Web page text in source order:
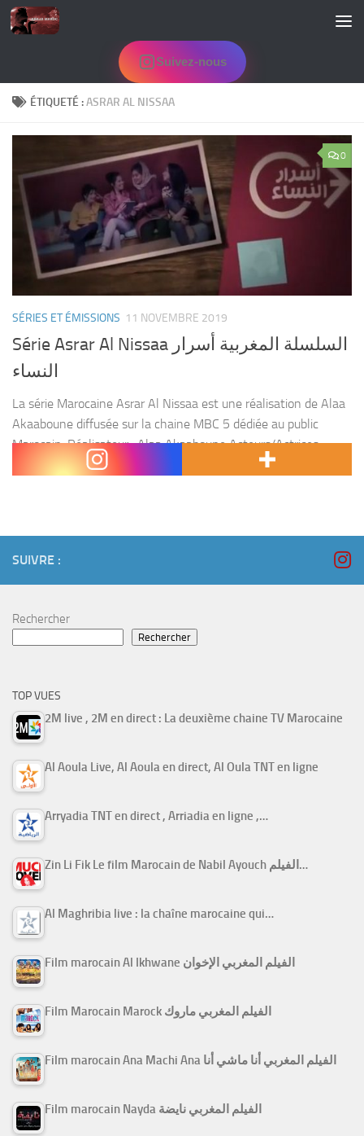
Skip to content
Suivez-nous
ÉTIQUETÉ :ASRAR AL NISSAA
0
SÉRIES ET ÉMISSIONS 11 NOVEMBRE 2019
Série Asrar Al Nissaa السلسلة المغربية أسرار
النساء
La série Marocaine Asrar Al Nissaa est une réalisation de Alaa
Akaaboune diffusée sur la chaine MBC 5 dédiée au public
Marocain. Réalisateur : Alaa Akaaboune Acteurs/Actrices :
Maha boukhari, Maria Nadim, Badiaa Senhaji,...
SUIVRE :
Rechercher
Rechercher
TOP VUES
2M live , 2M en direct : La deuxième chaine TV Marocaine
Al Aoula Live, Al Aoula en direct, Al Oula TNT en ligne
Arryadia TNT en direct , Arriadia en ligne ,…
Zin Li Fik Le film Marocain de Nabil Ayouch الفيلم…
Al Maghribia live : la chaîne marocaine qui…
Film marocain Al Ikhwane الفيلم المغربي الإخوان
Film Marocain Marock الفيلم المغربي ماروك
Film marocain Ana Machi Ana الفيلم المغربي أنا ماشي أنا
Film marocain Nayda الفيلم المغربي نايضة